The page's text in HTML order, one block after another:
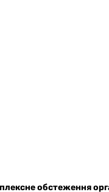
обстеження